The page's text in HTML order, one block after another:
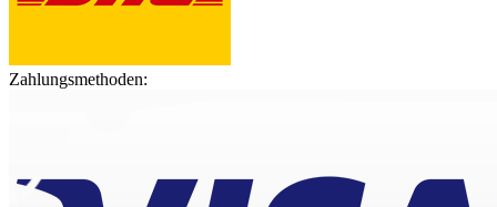
Zahlungsmethoden: